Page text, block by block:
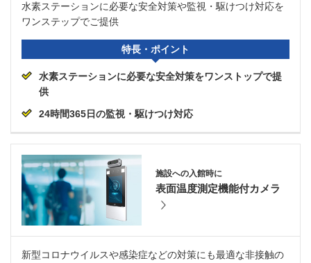
水素ステーションに必要な安全対策や監視・駆けつけ対応を
ワンステップでご提供
特長・ポイント
水素ステーションに必要な安全対策をワンストップで提
供
24時間365日の監視・駆けつけ対応
施設への入館時に
表面温度測定機能付カメラ
新型コロナウイルスや感染症などの対策にも最適な非接触の